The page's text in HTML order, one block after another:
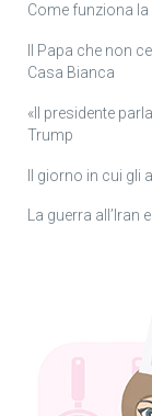
Come funziona
Il Papa che non
Casa Bianca
«Il presidente
Trump
Il giorno in cui gli
La guerra all’Iran